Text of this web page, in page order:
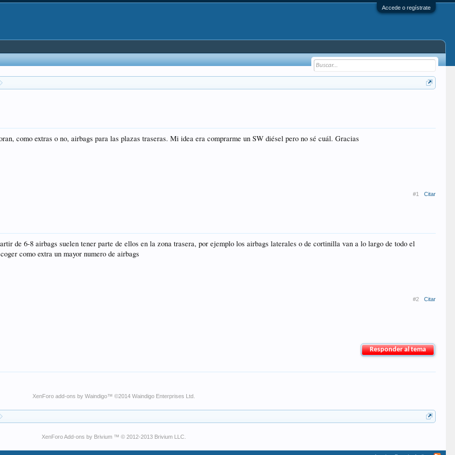
Accede o regístrate
como extras o no, airbags para las plazas traseras. Mi idea era comprarme un SW diésel pero no sé cuál. Gracias
#1 Citar
de 6-8 airbags suelen tener parte de ellos en la zona trasera, por ejemplo los airbags laterales o de cortinilla van a lo largo de todo el
como extra un mayor numero de airbags
#2 Citar
Responder al tema
XenForo add-ons by Waindigo™ ©2014 Waindigo Enterprises Ltd
XenForo Add-ons by Brivium ™ © 2012-2013 Brivium LLC.